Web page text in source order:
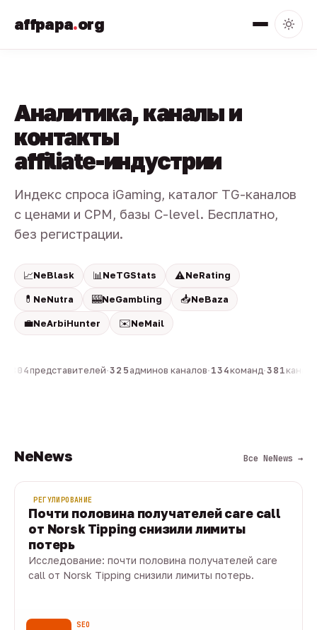
affpapa.org
Аналитика, каналы и
контакты
affiliate-индустрии
Индекс спроса iGaming, каталог TG-каналов
с ценами и CPM, базы C-level. Бесплатно,
без регистрации.
📈NeBlask 📊 NeTGStats ⚠️NeRating
💊 NeNutra 🎰NeGambling 📥NeBaza
💼NeArbiHunter ✉️NeMail
804представителей·325 админов каналов·134команд·381
NeNews Все NeNews →
РЕГУЛИРОВАНИЕ
Почти половина получателей care call
от Norsk Tipping снизили лимиты
потерь
Исследование: почти половина получателей care
call от Norsk Tipping снизили лимиты потерь.
SEO